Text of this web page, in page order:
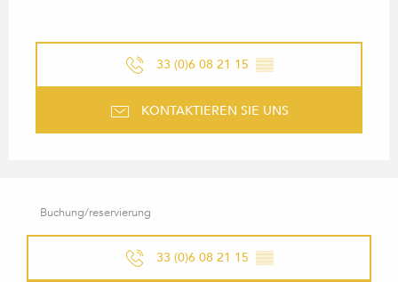
33 (0)6 08 21 15 ▒▒
KONTAKTIEREN SIE UNS
Buchung/reservierung
33 (0)6 08 21 15 ▒▒